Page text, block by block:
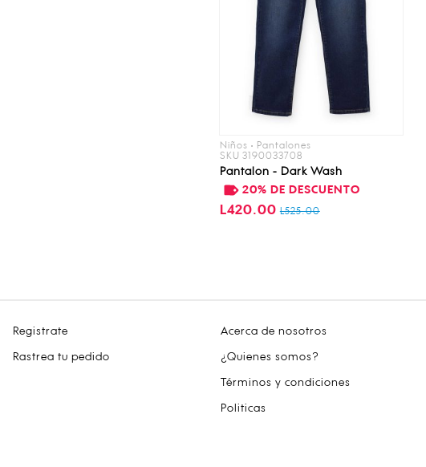
Niños • Pantalones
SKU 3190033708
Pantalon - Dark Wash
20% DE DESCUENTO
L420.00 L525.00
Registrate
Rastrea tu pedido
Acerca de nosotros
¿Quienes somos?
Términos y condiciones
Politicas